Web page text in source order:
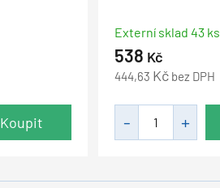
Koupit
Externí sklad 43 ks
538 Kč
444,63 Kč bez DPH